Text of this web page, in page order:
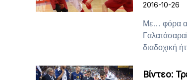
2016-10-26
Με… φόρα
διαδοχική
Βίντεο: